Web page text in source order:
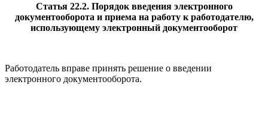
Статья 22.2. Порядок введения электронного
документооборота и приема на работу к работодателю,
использующему электронный документооборот
Работодатель вправе принять решение о введении
электронного документооборота.